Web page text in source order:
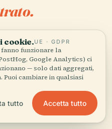
di Audiala a
archivi architettonici e
Hours, Tickets, and
cookie.UE · GDPR
funzionare la
Google Analytics) ci
— solo dati aggregati,
cambiare in qualsiasi
tutto Accetta tutto